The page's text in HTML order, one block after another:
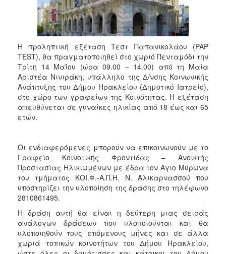
ΔΗΜΟΤΗΣ
ΕΠΙΣΚΕΠΤΗΣ
ΗΡΑΚΛΕΙΟ
Η προληπτική εξέταση Τεστ Παπανικολάου (PAP
TEST), θα πραγματοποιηθεί στο χωριό Πενταμόδι την
Τρίτη 14 Μαΐου (ώρα 09.00 – 14.00) από τη Μαία
Αριστέα Νινιράκη, υπάλληλο της Δ/νσης Κοινωνικής
Ανάπτυξης του Δήμου Ηρακλείου (Δημοτικό Ιατρείο),
στο χώρο των γραφείων της Κοινότητας. Η εξέταση
απευθύνεται σε γυναίκες ηλικίας από 18 έως και 65
ετών.
Οι ενδιαφερόμενες μπορούν να επικοινωνούν με το
Γραφείο Κοινοτικής Φροντίδας – Ανοικτής
Προστασίας Ηλικιωμένων με έδρα τον Άγιο Μύρωνα
του τμήματος ΚΟΙ.Φ.-Α.Π.Η. Ν. Αλικαρνασσού που
υποστηρίζει την υλοποίηση της δράσης στο τηλέφωνο
2810861495.
Η δράση αυτή θα είναι η δεύτερη μιας σειράς
ανάλογων δράσεων που υλοποιούνται και θα
υλοποιηθούν τους επόμενους μήνες και σε άλλα
χωριά τοπικών κοινοτήτων του Δήμου Ηρακλείου,